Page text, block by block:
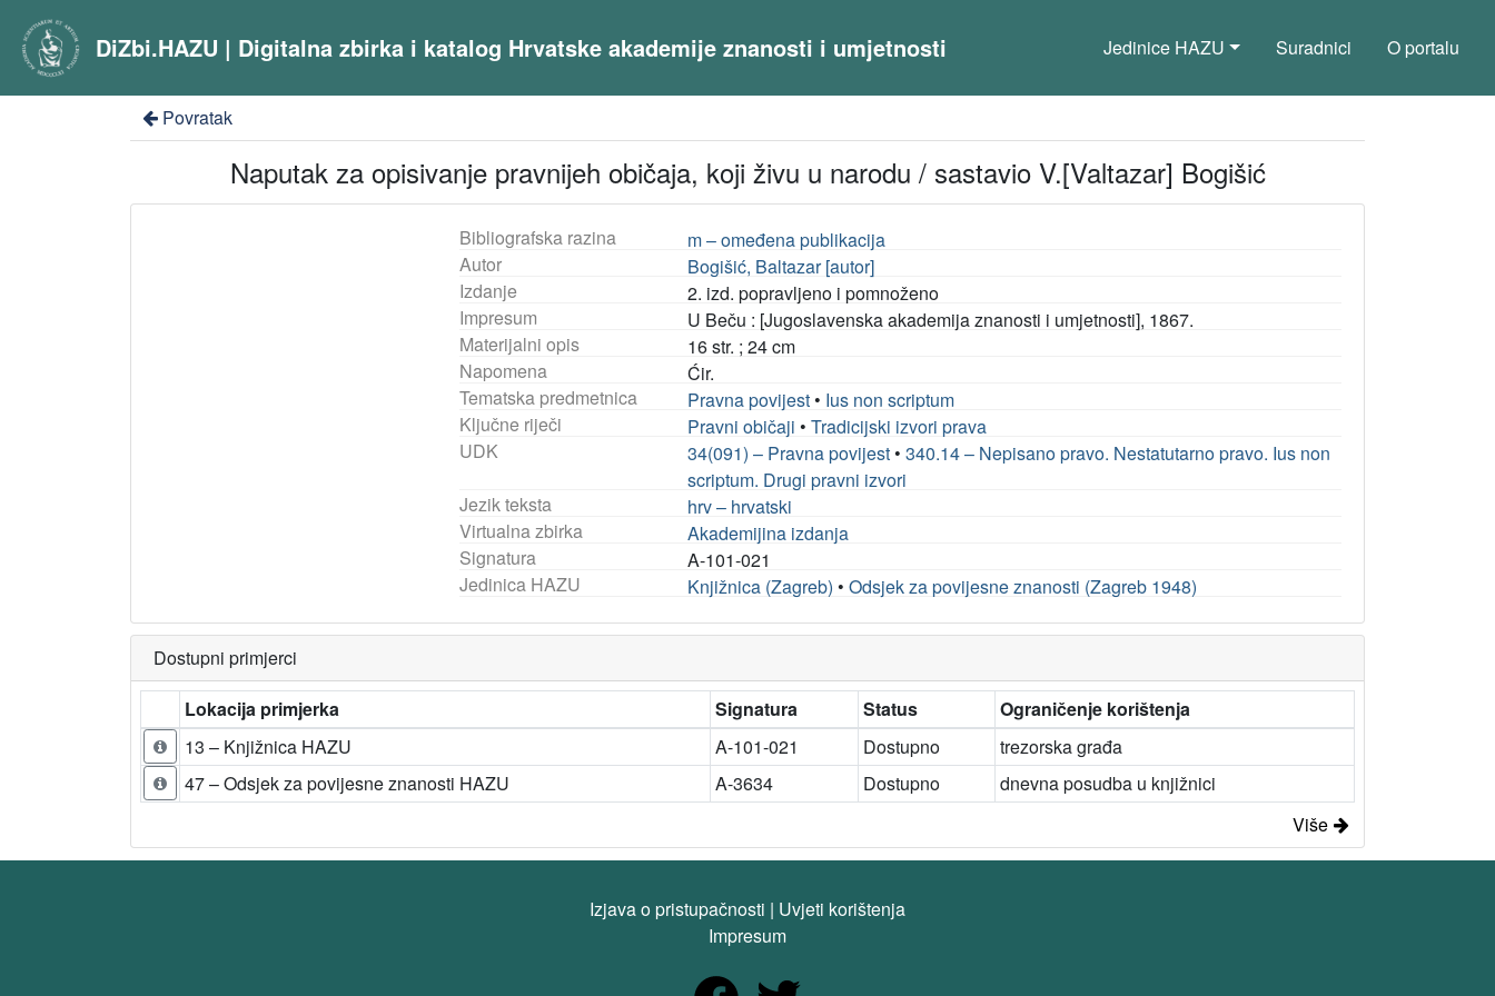
DiZbi.HAZU | Digitalna zbirka i katalog Hrvatske akademije znanosti i umjetnosti Jedinice HAZU Suradnici O portalu
Povratak
Naputak za opisivanje pravnijeh običaja, koji živu u narodu / sastavio V.[Valtazar] Bogišić
Bibliografska razina
m – omeđena publikacija
Autor
Bogišić, Baltazar [autor]
Izdanje
2. izd. popravljeno i pomnoženo
Impresum
U Beču : [Jugoslavenska akademija znanosti i umjetnosti], 1867.
Materijalni opis
16 str. ; 24 cm
Napomena
Ćir.
Tematska predmetnica
Pravna povijest • Ius non scriptum
Ključne riječi
Pravni običaji •Tradicijski izvori prava
UDK
34(091) – Pravna povijest •340.14 – Nepisano pravo. Nestatutarno pravo. Ius non
scriptum. Drugi pravni izvori
Jezik teksta
hrv – hrvatski
Virtualna zbirka
Akademijina izdanja
Signatura
A-101-021
Jedinica HAZU
Knjižnica (Zagreb) •Odsjek za povijesne znanosti (Zagreb 1948)
Dostupni primjerci
Lokacija primjerka
Signatura Status
Ograničenje korištenja
13 – Knjižnica HAZU
A-101-021 Dostupno
trezorska građa
47 – Odsjek za povijesne znanosti HAZU
A-3634 Dostupno
dnevna posudba u knjižnici
Više
Izjava o pristupačnosti | Uvjeti korištenja
Impresum